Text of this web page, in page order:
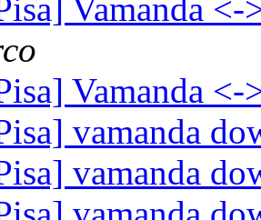
Vamanda
Vamanda
vamanda
vamanda